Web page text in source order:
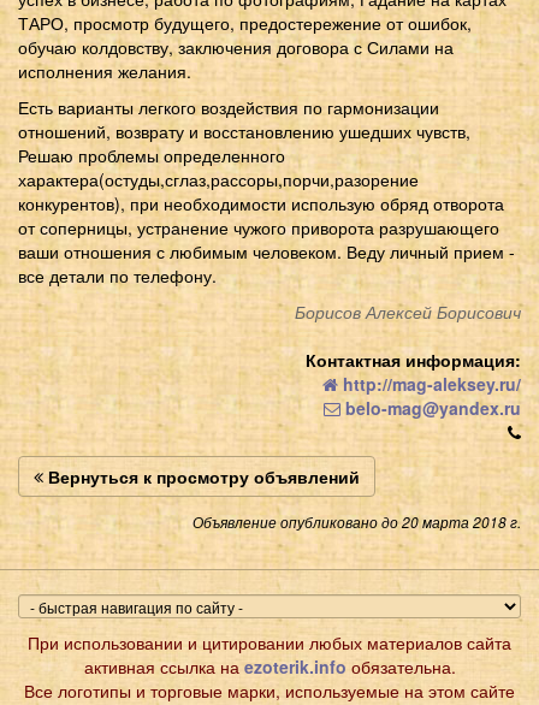
ТАРО, просмотр будущего, предостережение от ошибок,
обучаю колдовству, заключения договора с Силами на
исполнения желания.
Есть варианты легкого воздействия по гармонизации
отношений, возврату и восстановлению ушедших чувств,
Решаю проблемы определенного
характера(остуды,сглаз,рассоры,порчи,разорение
конкурентов), при необходимости использую обряд отворота
от соперницы, устранение чужого приворота разрушающего
ваши отношения с любимым человеком. Веду личный прием -
все детали по телефону.
Борисов Алексей Борисович
Контактная информация:
http://mag-aleksey.ru/
belo-mag@yandex.ru
Вернуться к просмотру объявлений
Объявление опубликовано до 20 марта 2018 г.
При использовании и цитировании любых материалов сайта
активная ссылка на ezoterik.info обязательна.
Все логотипы и торговые марки, используемые на этом сайте